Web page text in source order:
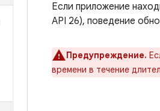
Если приложение
API 26), поведение
Предупреждение.
времени в течение